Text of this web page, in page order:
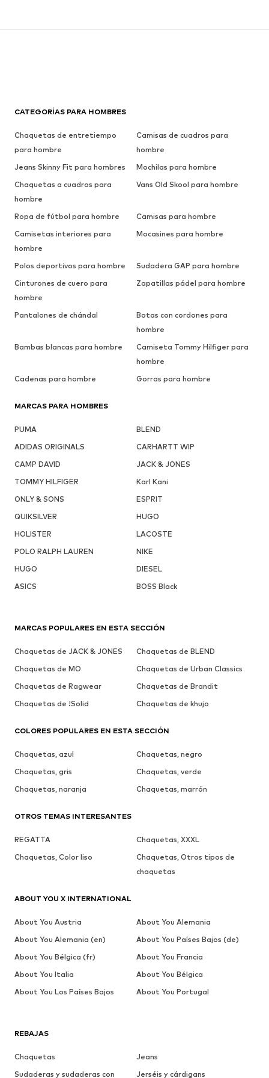
CATEGORÍAS PARA HOMBRES
Chaquetas de entretiempo
para hombre
Camisas de cuadros para
hombre
Jeans Skinny Fit para hombres
Mochilas para hombre
Chaquetas a cuadros para
hombre
Vans Old Skool para hombre
Ropa de fútbol para hombre
Camisas para hombre
Camisetas interiores para
hombre
Mocasines para hombre
Polos deportivos para hombre
Sudadera GAP para hombre
Cinturones de cuero para
hombre
Zapatillas pádel para hombre
Pantalones de chándal
Botas con cordones para
hombre
Bambas blancas para hombre
Camiseta Tommy Hilfiger para
hombre
Cadenas para hombre
Gorras para hombre
MARCAS PARA HOMBRES
PUMA
BLEND
ADIDAS ORIGINALS
CARHARTT WIP
CAMP DAVID
JACK & JONES
TOMMY HILFIGER
Karl Kani
ONLY & SONS
ESPRIT
QUIKSILVER
HUGO
HOLISTER
LACOSTE
POLO RALPH LAUREN
NIKE
HUGO
DIESEL
ASICS
BOSS Black
REBAJAS
Chaquetas
Jeans
Sudaderas y sudaderas con
Jerséis y cárdigans
MARCAS POPULARES EN ESTA SECCIÓN
Chaquetas de JACK & JONES
Chaquetas de BLEND
Chaquetas de MO
Chaquetas de Urban Classics
Chaquetas de Ragwear
Chaquetas de Brandit
Chaquetas de !Solid
Chaquetas de khujo
COLORES POPULARES EN ESTA SECCIÓN
Chaquetas, azul
Chaquetas, negro
Chaquetas, gris
Chaquetas, verde
Chaquetas, naranja
Chaquetas, marrón
OTROS TEMAS INTERESANTES
REGATTA
Chaquetas, XXXL
Chaquetas, Color liso
Chaquetas, Otros tipos de
chaquetas
ABOUT YOU X INTERNATIONAL
About You Austria
About You Alemania
About You Alemania (en)
About You Países Bajos (de)
About You Bélgica (fr)
About You Francia
About You Italia
About You Bélgica
About You Los Países Bajos
About You Portugal